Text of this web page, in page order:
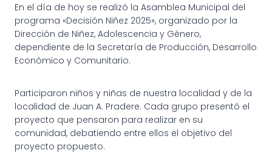
En el día de hoy se realizó la Asamblea Municipal del
programa «Decisión Niñez 2025», organizado por la
Dirección de Niñez, Adolescencia y Género,
dependiente de la Secretaría de Producción, Desarrollo
Económico y Comunitario.
Participaron niños y niñas de nuestra localidad y de la
localidad de Juan A. Pradere. Cada grupo presentó el
proyecto que pensaron para realizar en su
comunidad, debatiendo entre ellos el objetivo del
proyecto propuesto.